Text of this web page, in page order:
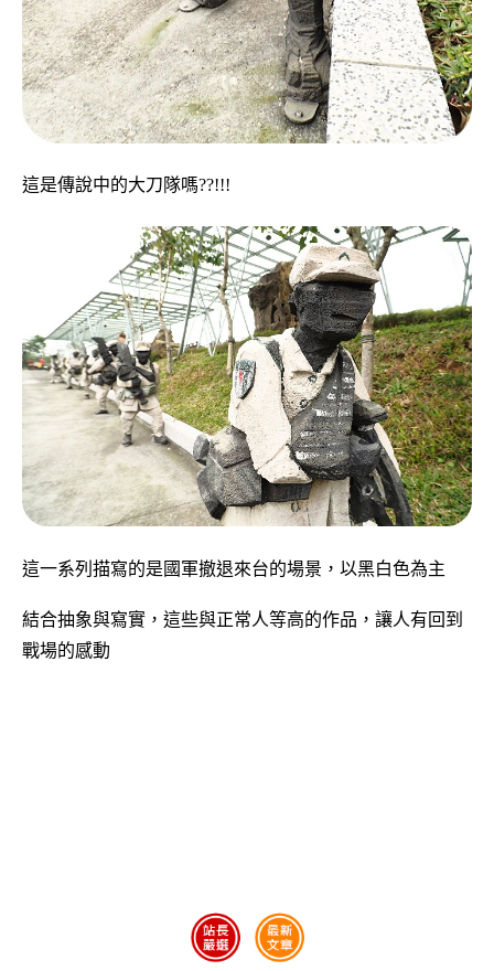
這是傳說中的大刀隊嗎??!!!
這一系列描寫的是國軍撤退來台的場景，以黑白色為主
結合抽象與寫實，這些與正常人等高的作品，讓人有回到
戰場的感動